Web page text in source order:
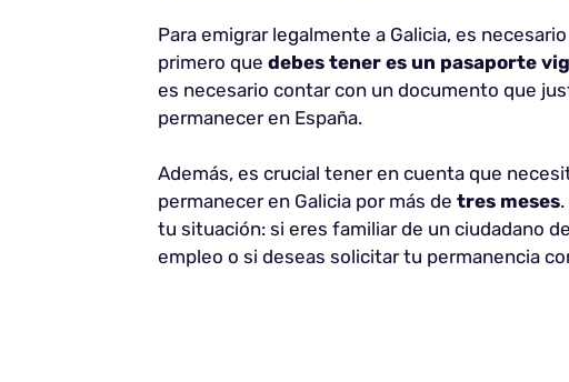
Para emigrar legalmente a Galicia, es
primero que debes tener es un pasaporte
es necesario contar con un documento que
permanecer en España.
Además, es crucial tener en cuenta que
permanecer en Galicia por más de tres meses
tu situación: si eres familiar de un ciudadano
empleo o si deseas solicitar tu permanencia